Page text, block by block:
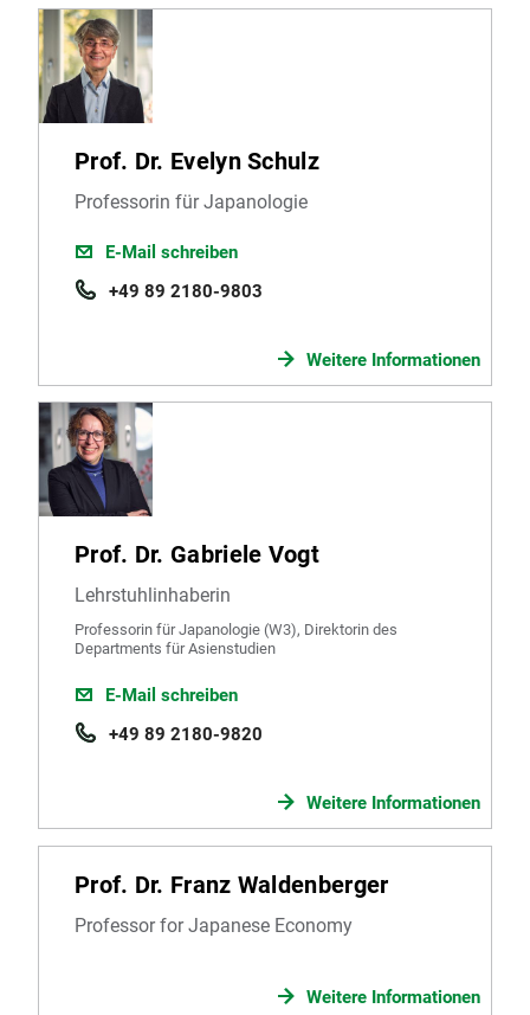
Prof. Dr. Evelyn Schulz
Professorin für Japanologie
E-Mail schreiben
+49 89 2180-9803
Weitere Informationen
Prof. Dr. Gabriele Vogt
Lehrstuhlinhaberin
Professorin für Japanologie (W3), Direktorin des
Departments für Asienstudien
E-Mail schreiben
+49 89 2180-9820
Weitere Informationen
Prof. Dr. Franz Waldenberger
Professor for Japanese Economy
Weitere Informationen